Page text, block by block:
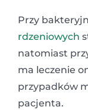
Przy
rdzeniowych
natomiast
ma leczenie
przypadków
pacjenta.